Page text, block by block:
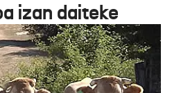
izan daiteke